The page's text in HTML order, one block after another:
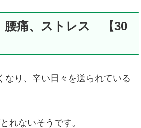
腰痛、ストレス 【30
なり、辛い日々を送られている
れないそうです。